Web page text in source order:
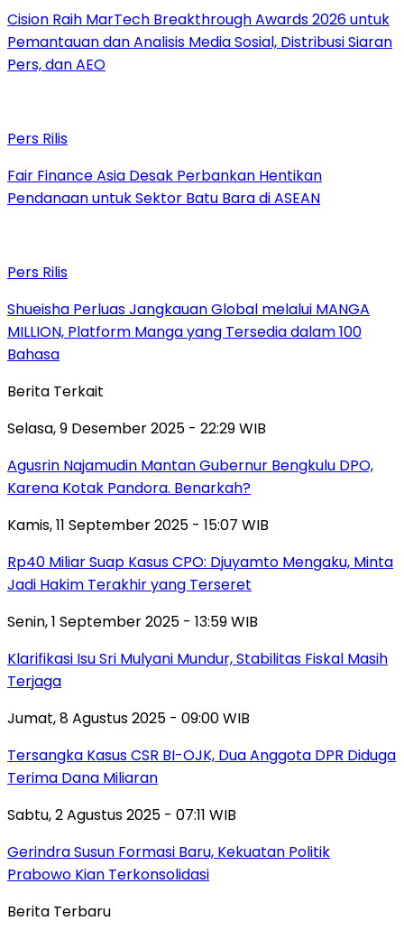
Cision Raih MarTech Breakthrough Awards 2026 untuk
Pemantauan dan Analisis Media Sosial, Distribusi Siaran
Pers, dan AEO
Pers Rilis
Fair Finance Asia Desak Perbankan Hentikan
Pendanaan untuk Sektor Batu Bara di ASEAN
Pers Rilis
Shueisha Perluas Jangkauan Global melalui MANGA
MILLION, Platform Manga yang Tersedia dalam 100
Bahasa
Berita Terkait
Selasa, 9 Desember 2025 - 22:29 WIB
Agusrin Najamudin Mantan Gubernur Bengkulu DPO,
Karena Kotak Pandora. Benarkah?
Kamis, 11 September 2025 - 15:07 WIB
Rp40 Miliar Suap Kasus CPO: Djuyamto Mengaku, Minta
Jadi Hakim Terakhir yang Terseret
Senin, 1 September 2025 - 13:59 WIB
Klarifikasi Isu Sri Mulyani Mundur, Stabilitas Fiskal Masih
Terjaga
Jumat, 8 Agustus 2025 - 09:00 WIB
Tersangka Kasus CSR BI-OJK, Dua Anggota DPR Diduga
Terima Dana Miliaran
Sabtu, 2 Agustus 2025 - 07:11 WIB
Gerindra Susun Formasi Baru, Kekuatan Politik
Prabowo Kian Terkonsolidasi
Berita Terbaru